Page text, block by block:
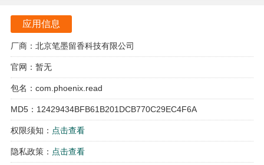
红果短剧软件功能
拥有海量的短剧资源，包括，都市热血、甜宠言情、职场婚
恋、逆袭反转、逆天改命等多种类型，满足用户的不同喜
好。
【热门内容，高清播放】
短剧内容经过精心挑选，保证视频质量，支持高清播放，让
用户享受更加清晰、流畅的观看体验。
应用信息
厂商：北京笔墨留香科技有限公司
官网：暂无
包名：com.phoenix.read
MD5：12429434BFB61B201DCB770C29EC4F6A
权限须知： 点击查看
隐私政策： 点击查看